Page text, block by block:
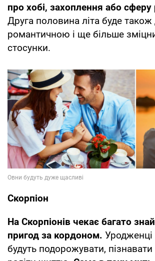
про хобі, захоплення або сферу
Друга половина літа буде
романтичною і ще більше
стосунки.
Скорпіон
На Скорпіонів чекає багато
пригод за кордоном. Уродженці
будуть подорожувати,